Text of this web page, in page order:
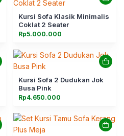
Kursi Sofa Klasik Minimalis
Coklat 2 Seater
Rp5.000.000
Kursi Sofa 2 Dudukan Jok
Busa Pink
Rp4.650.000